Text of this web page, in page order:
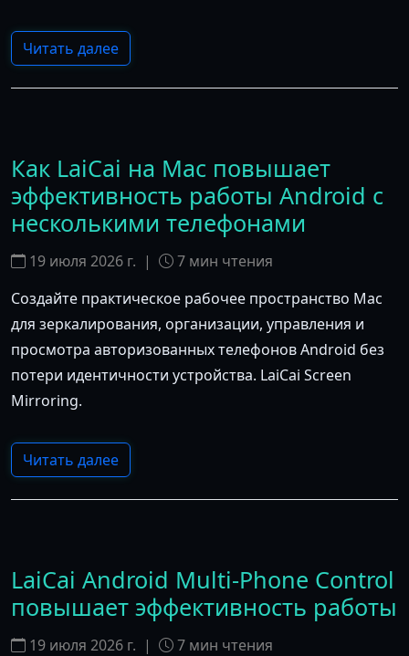
Читать далее
Как LaiCai на Mac повышает
эффективность работы Android с
несколькими телефонами
19 июля 2026 г. | 7 мин чтения
Создайте практическое рабочее пространство Mac
для зеркалирования, организации, управления и
просмотра авторизованных телефонов Android без
потери идентичности устройства. LaiCai Screen
Mirroring.
Читать далее
LaiCai Android Multi-Phone Control
повышает эффективность работы
19 июля 2026 г. | 7 мин чтения